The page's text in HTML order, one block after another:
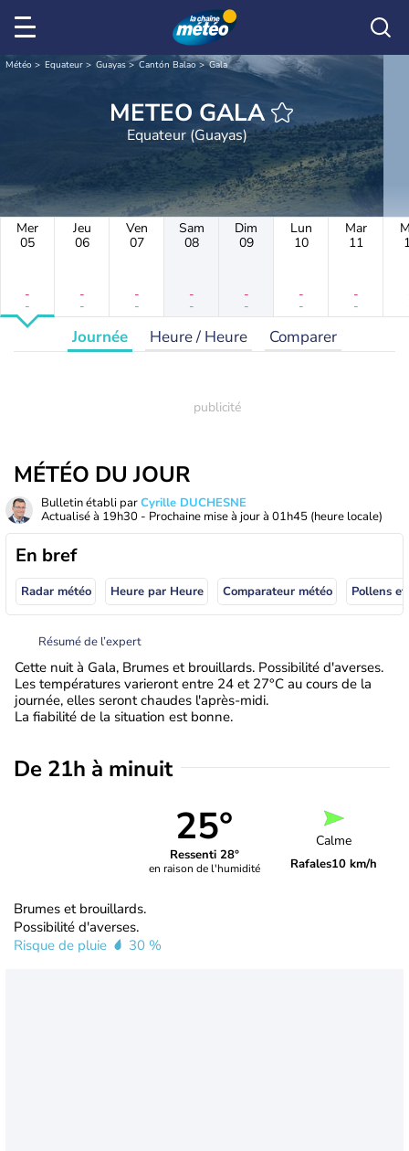
Météo Equateur Guayas Cantón Balao Gala
METEO GALA
Equateur (Guayas)
Mer
05
-
-
Jeu
06
-
-
Ven
07
-
-
Sam
08
-
-
Dim
09
-
-
Lun
10
-
-
Mar
11
-
-
Journée Heure / Heure Comparer
MÉTÉO DU JOUR
Bulletin établi parCyrille DUCHESNE
Actualisé à 19h30 - Prochaine mise à jour à 01h45 (heure locale)
En bref
Radar météo Heure par Heure Comparateur météo Pollens
Résumé de l’expert
Cette nuit à Gala, Brumes et brouillards. Possibilité d'averses.
Les températures varieront entre 24 et 27°C au cours de la
journée, elles seront chaudes l'après-midi.
La fiabilité de la situation est bonne.
De 21h à minuit
25°
Ressenti 28°
en raison de l'humidité
Calme
Rafales10 km/h
Brumes et brouillards.
Possibilité d'averses.
Risque de pluie
30 %